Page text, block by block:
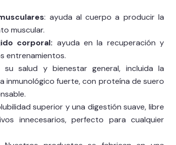
: ayuda al cuerpo a producir la
muscular.
corporal: ayuda en la recuperación y
entrenamientos.
su salud y bienestar general, incluida la
inmunológico fuerte, con proteína de suero
superior y una digestión suave, libre
innecesarios, perfecto para cualquier